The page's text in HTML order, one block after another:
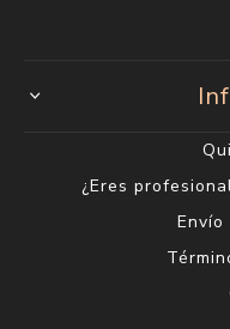
¿Eres